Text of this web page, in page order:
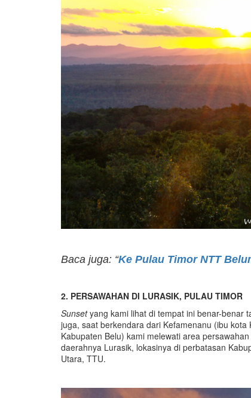
Baca juga: “Ke Pulau Timor NTT
2. PERSAWAHAN DI LURASIK, PULAU TIMOR
Sunsetyang kami lihat di tempat ini benar-benar
juga, saat berkendara dari Kefamenanu (ibu
Kabupaten Belu) kami melewati area
daerahnya Lurasik, lokasinya di perbatasan
Utara, TTU.